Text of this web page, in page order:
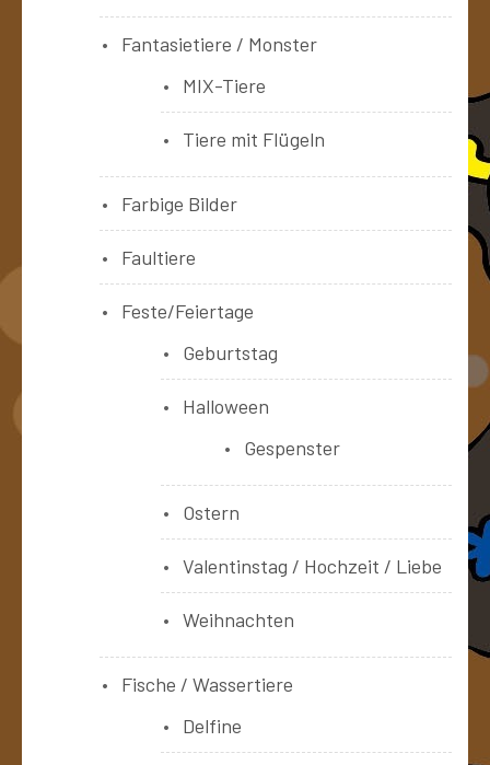
Fantasietiere / Monster
MIX-Tiere
Tiere mit Flügeln
Farbige Bilder
Faultiere
Feste/Feiertage
Geburtstag
Halloween
Gespenster
Ostern
Valentinstag / Hochzeit / Liebe
Weihnachten
Fische / Wassertiere
Delfine